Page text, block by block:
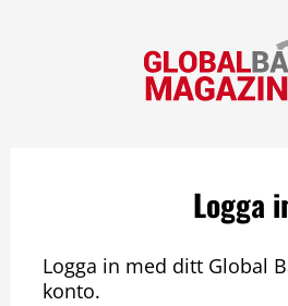
Logga
Logga in med ditt Global
konto.